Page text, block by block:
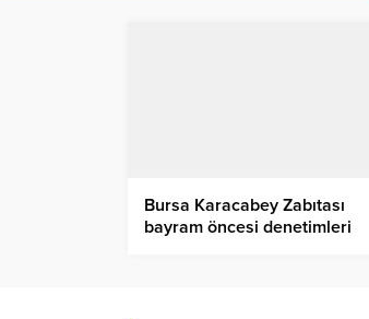
Bursa Karacabey Zabıtası
bayram öncesi denetimleri